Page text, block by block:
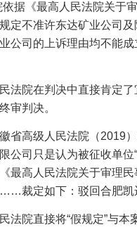
据《最高人民法院关于
定不准许东达矿业公司
公司的上诉理由均不能
法院在判决中直接肯定
审判决。
省高级人民法院（2019
司只是认为被征收单位
最高人民法院关于审理
裁定如下：驳回合肥凯
法院直接将“假规定”与